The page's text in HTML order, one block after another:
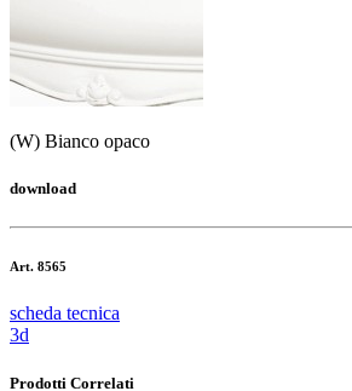
(W) Bianco opaco
download
Art. 8565
scheda tecnica
3d
Prodotti Correlati